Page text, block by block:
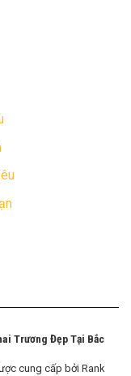
Trương Đẹp Tại Bắc
cung cấp bởi Rank